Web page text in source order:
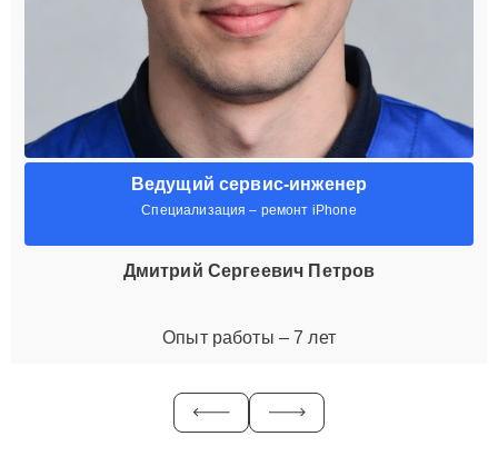
Ведущий сервис-инженер
Специализация – ремонт iPhone
Дмитрий Сергеевич Петров
Опыт работы – 7 лет